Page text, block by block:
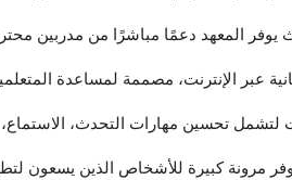
كبيرة للأشخاص الذين يسعون